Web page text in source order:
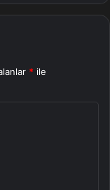
* ile